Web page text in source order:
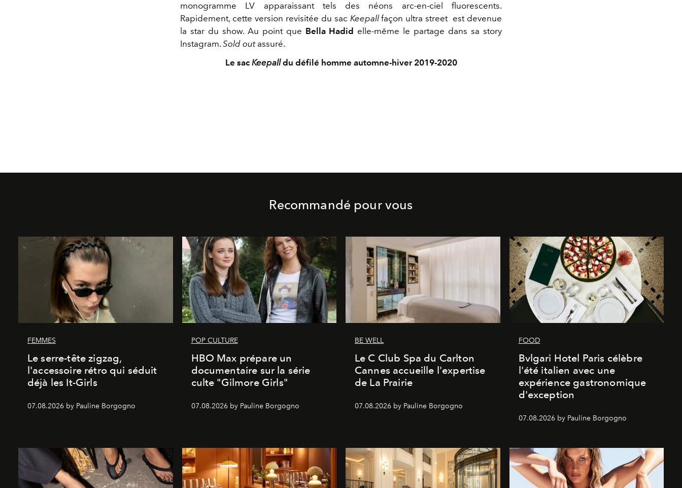
monogramme LV apparaissant tels des néons arc-en-ciel fluorescents.
Rapidement, cette version revisitée du sac Keepallfaçon ultra street est devenue
la star du show. Au point que Bella Hadid elle-même le partage dans sa story
Instagram. Sold outassuré.
Le sac Keepalldu défilé homme automne-hiver 2019-2020
Recommandé pour vous
FEMMES
Le serre-tête zigzag,
l'accessoire rétro qui séduit
déjà les It-Girls
07.08.2026 by Pauline Borgogno
POP CULTURE
HBO Max prépare un
documentaire sur la série
culte "Gilmore Girls"
07.08.2026 by Pauline Borgogno
BE WELL
Le C Club Spa du Carlton
Cannes accueille l'expertise
de La Prairie
07.08.2026 by Pauline Borgogno
FOOD
Bvlgari Hotel Paris célèbre
l'été italien avec une
expérience gastronomique
d'exception
07.08.2026 by Pauline Borgogno